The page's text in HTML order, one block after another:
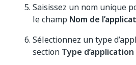
Saisissez un nom unique
le champ Nom de
Sélectionnez un type
section Type d’application